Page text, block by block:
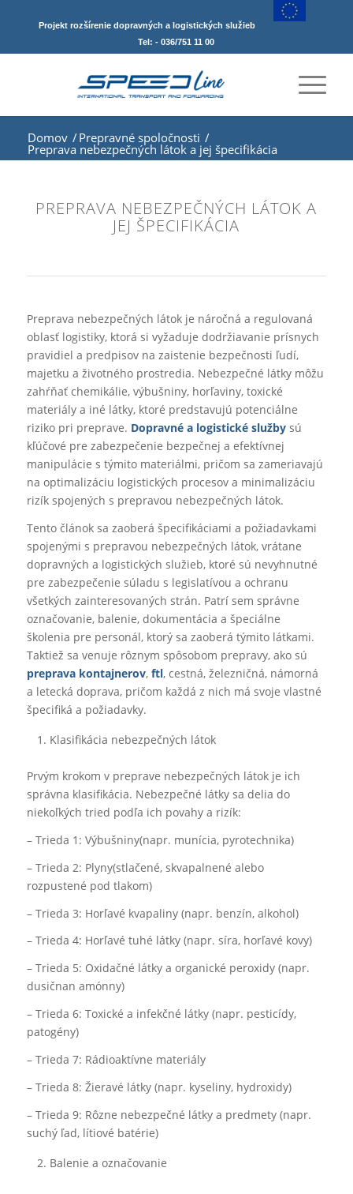
Projekt rozšírenie dopravných a logistických služieb
Tel: - 036/751 11 00
Domov / Prepravné spoločnosti /
Preprava nebezpečných látok a jej špecifikácia
PREPRAVA NEBEZPEČNÝCH LÁTOK A
JEJ ŠPECIFIKÁCIA
Preprava nebezpečných látok je náročná a regulovaná
oblasť logistiky, ktorá si vyžaduje dodržiavanie prísnych
pravidiel a predpisov na zaistenie bezpečnosti ľudí,
majetku a životného prostredia. Nebezpečné látky môžu
zahŕňať chemikálie, výbušniny, horľaviny, toxické
materiály a iné látky, ktoré predstavujú potenciálne
riziko pri preprave. Dopravné a logistické službysú
kľúčové pre zabezpečenie bezpečnej a efektívnej
manipulácie s týmito materiálmi, pričom sa zameriavajú
na optimalizáciu logistických procesov a minimalizáciu
rizík spojených s prepravou nebezpečných látok.
Tento článok sa zaoberá špecifikáciami a požiadavkami
spojenými s prepravou nebezpečných látok, vrátane
dopravných a logistických služieb, ktoré sú nevyhnutné
pre zabezpečenie súladu s legislatívou a ochranu
všetkých zainteresovaných strán. Patrí sem správne
označovanie, balenie, dokumentácia a špeciálne
školenia pre personál, ktorý sa zaoberá týmito látkami.
Taktiež sa venuje rôznym spôsobom prepravy, ako sú
preprava kontajnerov, ftl, cestná, železničná, námorná
a letecká doprava, pričom každá z nich má svoje vlastné
špecifiká a požiadavky.
Klasifikácia nebezpečných látok
Prvým krokom v preprave nebezpečných látok je ich
správna klasifikácia. Nebezpečné látky sa delia do
niekoľkých tried podľa ich povahy a rizík:
– Trieda 1: Výbušniny(napr. munícia, pyrotechnika)
– Trieda 2: Plyny(stlačené, skvapalnené alebo
rozpustené pod tlakom)
– Trieda 3: Horľavé kvapaliny (napr. benzín, alkohol)
– Trieda 4: Horľavé tuhé látky (napr. síra, horľavé kovy)
– Trieda 5: Oxidačné látky a organické peroxidy (napr.
dusičnan amónny)
– Trieda 6: Toxické a infekčné látky (napr. pesticídy,
patogény)
– Trieda 7: Rádioaktívne materiály
– Trieda 8: Žieravé látky (napr. kyseliny, hydroxidy)
– Trieda 9: Rôzne nebezpečné látky a predmety (napr.
suchý ľad, lítiové batérie)
Balenie a označovanie